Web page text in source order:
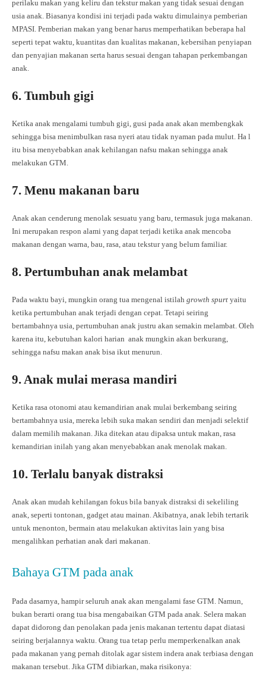
perilaku makan yang keliru dan tekstur makan yang tidak sesuai dengan
usia anak. Biasanya kondisi ini terjadi pada waktu dimulainya pemberian
MPASI. Pemberian makan yang benar harus memperhatikan beberapa hal
seperti tepat waktu, kuantitas dan kualitas makanan, kebersihan penyiapan
dan penyajian makanan serta harus sesuai dengan tahapan perkembangan
anak.
6. Tumbuh gigi
Ketika anak mengalami tumbuh gigi, gusi pada anak akan membengkak
sehingga bisa menimbulkan rasa nyeri atau tidak nyaman pada mulut. Ha l
itu bisa menyebabkan anak kehilangan nafsu makan sehingga anak
melakukan GTM.
7. Menu makanan baru
Anak akan cenderung menolak sesuatu yang baru, termasuk juga makanan.
Ini merupakan respon alami yang dapat terjadi ketika anak mencoba
makanan dengan warna, bau, rasa, atau tekstur yang belum familiar.
8. Pertumbuhan anak melambat
Pada waktu bayi, mungkin orang tua mengenal istilah growth spurt yaitu
ketika pertumbuhan anak terjadi dengan cepat. Tetapi seiring
bertambahnya usia, pertumbuhan anak justru akan semakin melambat. Oleh
karena itu, kebutuhan kalori harian anak mungkin akan berkurang,
sehingga nafsu makan anak bisa ikut menurun.
9. Anak mulai merasa mandiri
Ketika rasa otonomi atau kemandirian anak mulai berkembang seiring
bertambahnya usia, mereka lebih suka makan sendiri dan menjadi selektif
dalam memilih makanan. Jika ditekan atau dipaksa untuk makan, rasa
kemandirian inilah yang akan menyebabkan anak menolak makan.
10. Terlalu banyak distraksi
Anak akan mudah kehilangan fokus bila banyak distraksi di sekeliling
anak, seperti tontonan, gadget atau mainan. Akibatnya, anak lebih tertarik
untuk menonton, bermain atau melakukan aktivitas lain yang bisa
mengalihkan perhatian anak dari makanan.
Bahaya GTM pada anak
Pada dasarnya, hampir seluruh anak akan mengalami fase GTM. Namun,
bukan berarti orang tua bisa mengabaikan GTM pada anak. Selera makan
dapat didorong dan penolakan pada jenis makanan tertentu dapat diatasi
seiring berjalannya waktu. Orang tua tetap perlu memperkenalkan anak
pada makanan yang pernah ditolak agar sistem indera anak terbiasa dengan
makanan tersebut. Jika GTM dibiarkan, maka risikonya: